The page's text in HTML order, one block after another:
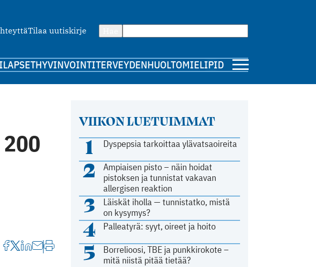
Tilaa uutiskirje
LAPSETHYVINVOINTITERVEYDENHUOLTOMIELIPIDE
VIIKON LUETUIMMAT
1 Dyspepsia tarkoittaa ylävatsaoireita
2
Ampiaisen pisto – näin hoidat
pistoksen ja tunnistat vakavan
allergisen reaktion
3
Läiskät iholla — tunnistatko, mistä
on kysymys?
4 Palleatyrä: syyt, oireet ja hoito
5
Borrelioosi, TBE ja punkkirokote –
mitä niistä pitää tietää?